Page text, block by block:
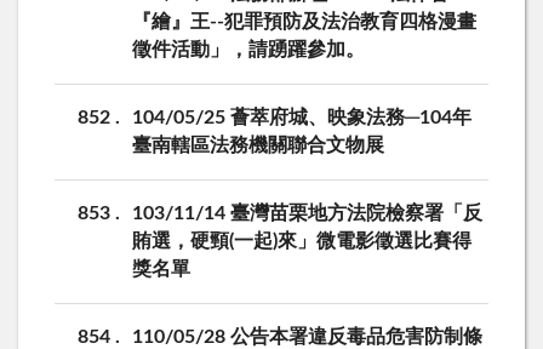
『繪』王--犯罪預防及法治教育四格漫畫
徵件活動」，請踴躍參加。
852
104/05/25 薈萃府城、映象法務─104年
臺南轄區法務機關聯合文物展
853
103/11/14 臺灣苗栗地方法院檢察署「反
賄選，硬頸(一起)來」微電影徵選比賽得
獎名單
854
110/05/28 公告本署違反毒品危害防制條